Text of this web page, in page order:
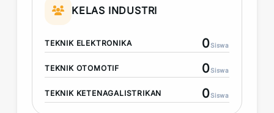
KELAS INDUSTRI
TEKNIK ELEKTRONIKA 0Siswa
TEKNIK OTOMOTIF 0Siswa
TEKNIK KETENAGALISTRIKAN 0Siswa